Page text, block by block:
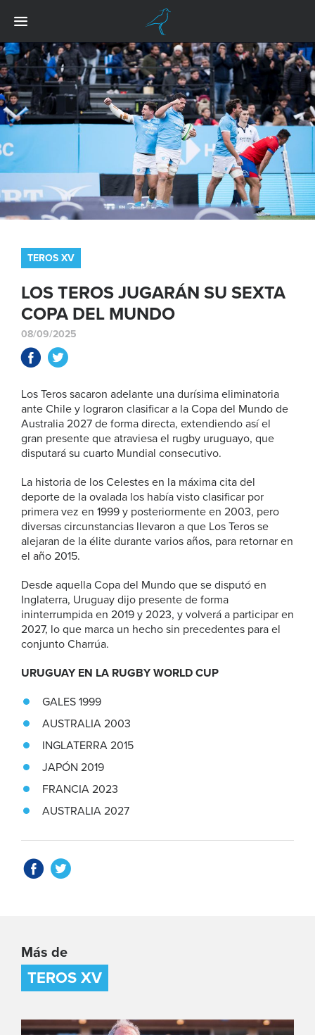
TEROS XV
LOS TEROS JUGARÁN SU SEXTA
COPA DEL MUNDO
08/09/2025
Los Teros sacaron adelante una durísima eliminatoria
ante Chile y lograron clasificar a la Copa del Mundo de
Australia 2027 de forma directa, extendiendo así el
gran presente que atraviesa el rugby uruguayo, que
disputará su cuarto Mundial consecutivo.
La historia de los Celestes en la máxima cita del
deporte de la ovalada los había visto clasificar por
primera vez en 1999 y posteriormente en 2003, pero
diversas circunstancias llevaron a que Los Teros se
alejaran de la élite durante varios años, para retornar en
el año 2015.
Desde aquella Copa del Mundo que se disputó en
Inglaterra, Uruguay dijo presente de forma
ininterrumpida en 2019 y 2023, y volverá a participar en
2027, lo que marca un hecho sin precedentes para el
conjunto Charrúa.
URUGUAY EN LA RUGBY WORLD CUP
GALES 1999
AUSTRALIA 2003
INGLATERRA 2015
JAPÓN 2019
FRANCIA 2023
AUSTRALIA 2027
Más de
TEROS XV